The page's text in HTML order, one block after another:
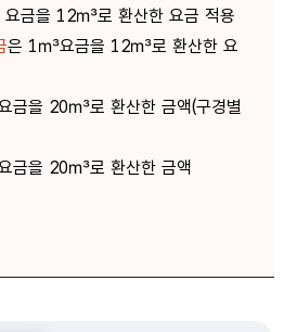
금을 12㎥로 환산한 요금 적용
은 1㎥요금을 12㎥로 환산한 요
금을 20㎥로 환산한 금액(구경별
금을 20㎥로 환산한 금액